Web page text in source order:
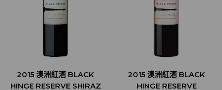
2015 澳洲紅酒 BLACK
HINGE RESERVE SHIRAZ
2015 澳洲紅酒 BLACK
HINGE RESERVE